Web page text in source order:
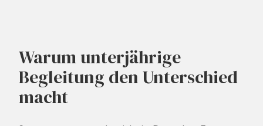
Warum unterjährige
Begleitung den Unterschied
macht